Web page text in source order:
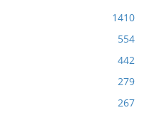
1410
554
442
279
267